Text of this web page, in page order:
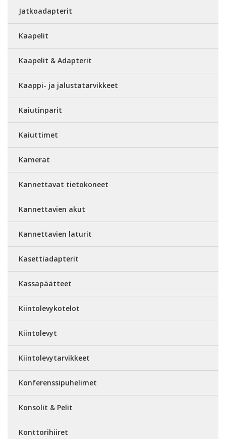
Jatkoadapterit
Kaapelit
Kaapelit & Adapterit
Kaappi- ja jalustatarvikkeet
Kaiutinparit
Kaiuttimet
Kamerat
Kannettavat tietokoneet
Kannettavien akut
Kannettavien laturit
Kasettiadapterit
Kassapäätteet
Kiintolevykotelot
Kiintolevyt
Kiintolevytarvikkeet
Konferenssipuhelimet
Konsolit & Pelit
Konttorihiiret